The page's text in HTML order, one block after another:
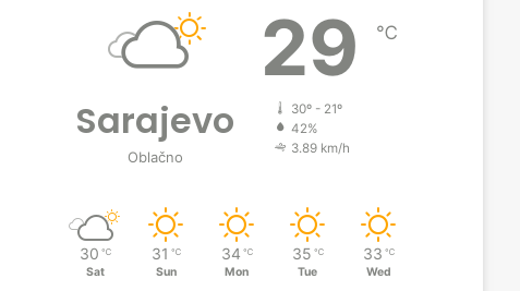
Sarajevo
Oblačno
29 ℃
30º - 21º
42%
3.89 km/h
30 ℃
Sat
31 ℃
Sun
34 ℃
Mon
35 ℃
Tue
33 ℃
Wed